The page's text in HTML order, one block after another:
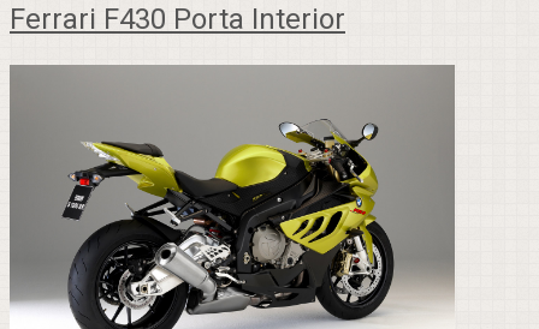
Ferrari F430 Porta Interior